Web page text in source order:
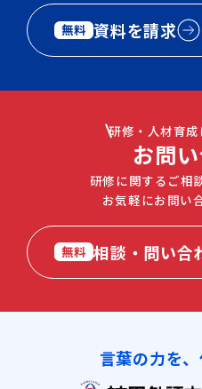
無料 資料を請求
研修・人材育
お問
研修に関するご相
お気軽にお問い
無料 相談・問い合
言葉の力を、